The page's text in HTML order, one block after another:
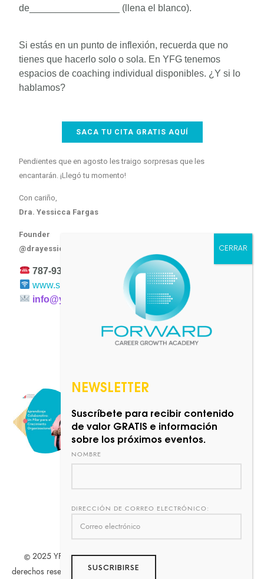
de_________________ (llena el blanco).
Si estás en un punto de inflexión, recuerda que no
tienes que hacerlo solo o sola. En YFG tenemos
espacios de coaching individual disponibles. ¿Y si lo
hablamos?
SACA TU CITA GRATIS AQUÍ
Pendientes que en agosto les traigo sorpresas que les
encantarán. ¡Llegó tu momento!
Con cariño,
Dra. Yessicca Fargas
Founder
@drayessiccafargas
787-938-8510
www.sinmiedoaloscambios.com
info@yfgconsulting.net
← Aprendizaje
Colaborativo: Un Pilar para el
Crecimiento Organizacional
2025 YFG Professional Development Consulting. Todos los
derechos reservados.Marca Registrada
NEWSLETTER
Suscríbete para recibir contenido
de valor GRATIS e información
sobre los próximos eventos.
NOMBRE
DIRECCIÓN DE CORREO ELECTRÓNICO: